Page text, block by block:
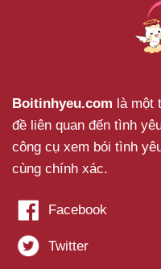
Boitinhyeu.com là một
đề liên quan đến tình
công cụ xem bói tình
cùng chính xác.